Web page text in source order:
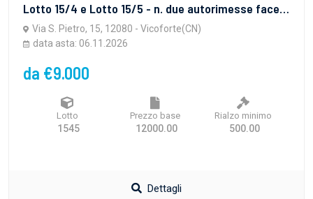
Lotto 15/4 e Lotto 15/5 - n. due autorimesse facenti parte di più ampia porzione di fabbricato con accesso da Via San Pietro
Via S. Pietro, 15, 12080 - Vicoforte(CN)
data asta: 06.11.2026
da €9.000
Lotto
1545
Prezzo base
12000.00
Rialzo minimo
500.00
Dettagli